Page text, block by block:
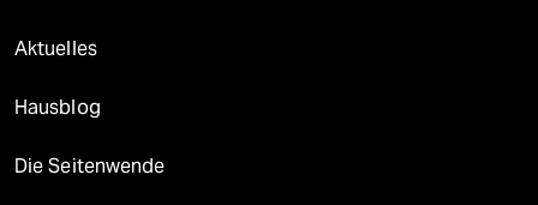
Aktuelles
Hausblog
Die Seitenwende